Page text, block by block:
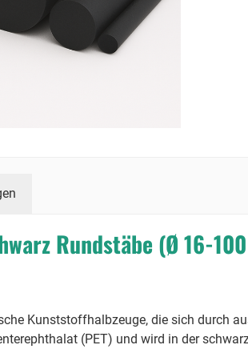
Rundstäbe (Ø 16-
Kunststoffhalbzeuge, die sich durch
(PET) und wird in der